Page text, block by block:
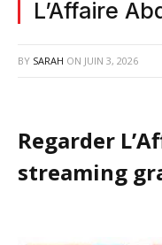
L’Affaire
BY SARAH ON JUIN 3, 2026
Regarder
streaming